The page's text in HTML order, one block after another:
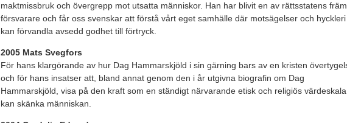
maktmissbruk och övergrepp mot utsatta människor. Han har blivit en av rättsstatens
försvarare och får oss svenskar att förstå vårt eget samhälle där motsägelser och hyckleri
kan förvandla avsedd godhet till förtryck.
2005 Mats Svegfors
För hans klargörande av hur Dag Hammarskjöld i sin gärning bars av en kristen
och för hans insatser att, bland annat genom den i år utgivna biografin om Dag
Hammarskjöld, visa på den kraft som en ständigt närvarande etisk och religiös värdeskala
kan skänka människan.